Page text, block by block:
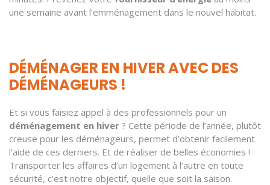
une semaine avant l’emménagement dans le nouvel habitat.
DÉMÉNAGER EN HIVER AVEC DES
DÉMÉNAGEURS !
Et si vous faisiez appel à des professionnels pour un
déménagement en hiver ? Cette période de l’année, plutôt
creuse pour les déménageurs, permet d’obtenir facilement
l’aide de ces derniers. Et de réaliser de belles économies !
Transporter les affaires d’un logement à l’autre en toute
sécurité, c’est notre objectif, quelle que soit la saison.